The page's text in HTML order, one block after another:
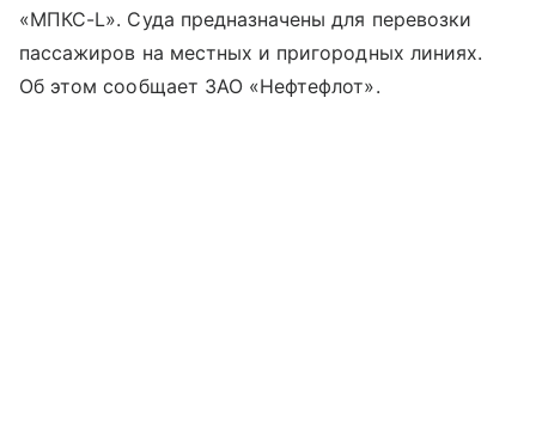
«МПКС-L». Суда предназначены для перевозки
пассажиров на местных и пригородных линиях.
Об этом сообщает ЗАО «Нефтефлот».